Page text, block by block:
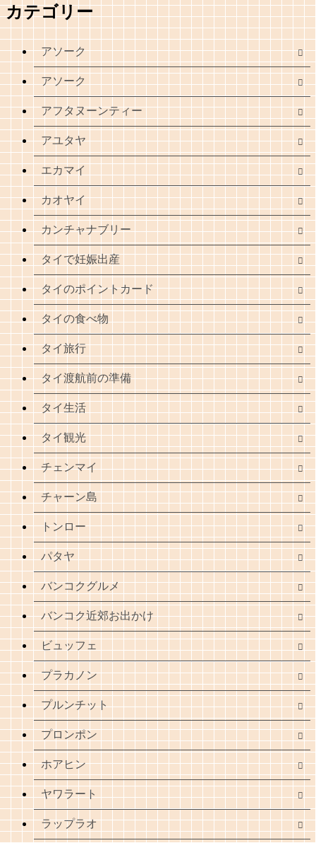
カテゴリー
アソーク
アソーク
アフタヌーンティー
アユタヤ
エカマイ
カオヤイ
カンチャナブリー
タイで妊娠出産
タイのポイントカード
タイの食べ物
タイ旅行
タイ渡航前の準備
タイ生活
タイ観光
チェンマイ
チャーン島
トンロー
パタヤ
バンコクグルメ
バンコク近郊お出かけ
ビュッフェ
プラカノン
プルンチット
プロンポン
ホアヒン
ヤワラート
ラップラオ